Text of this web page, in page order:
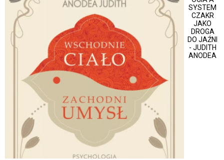
SYSTEM
CZAKR
JAKO
DROGA
DO JAŹNI
- JUDITH
ANODEA